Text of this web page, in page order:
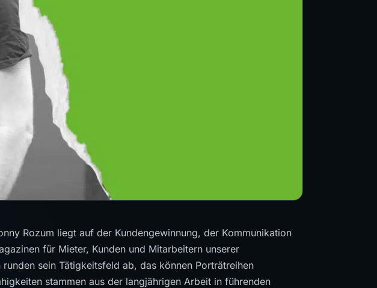
Rozum liegt auf der Kundengewinnung, der Kommunikation
für Mieter, Kunden und Mitarbeitern unserer
sein Tätigkeitsfeld ab, das können Porträtreihen
stammen aus der langjährigen Arbeit in führenden